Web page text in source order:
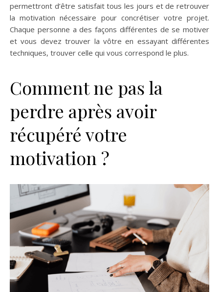
permettront d’être satisfait tous les jours et de retrouver
la motivation nécessaire pour concrétiser votre projet.
Chaque personne a des façons différentes de se motiver
et vous devez trouver la vôtre en essayant différentes
techniques, trouver celle qui vous correspond le plus.
Comment ne pas la
perdre après avoir
récupéré votre
motivation ?